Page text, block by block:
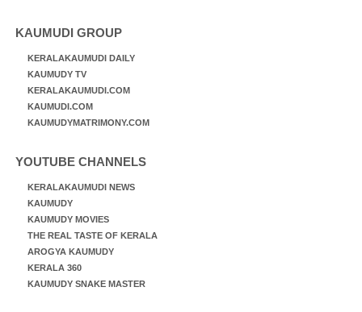
KAUMUDI GROUP
KERALAKAUMUDI DAILY
KAUMUDY TV
KERALAKAUMUDI.COM
KAUMUDI.COM
KAUMUDYMATRIMONY.COM
YOUTUBE CHANNELS
KERALAKAUMUDI NEWS
KAUMUDY
KAUMUDY MOVIES
THE REAL TASTE OF KERALA
AROGYA KAUMUDY
KERALA 360
KAUMUDY SNAKE MASTER